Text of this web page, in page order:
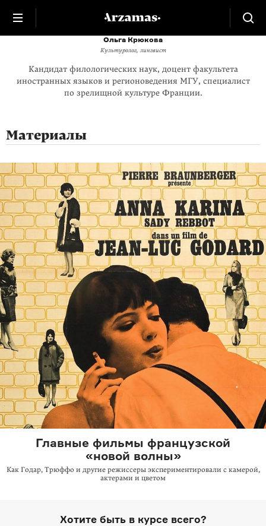
Ольга Крюкова
Культуролог, лингвист
Кандидат филологических наук, доцент факультета
иностранных языков и регионоведения МГУ, cпециалист
по зрелищной культуре Франции.
Материалы
Главные фильмы французской
«новой волны»
Как Годар, Трюффо и другие режиссеры экспериментировали с камерой,
актерами и цветом
Хотите быть в курсе всего?